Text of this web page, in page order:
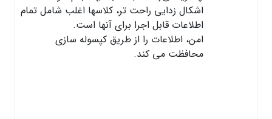
اشکال زدایی راحت تر، کلاسها اغلب شامل تمام
اطلاعات قابل اجرا برای آنها است.
امن، اطلاعات را از طریق کپسوله سازی
محافظت می کند.